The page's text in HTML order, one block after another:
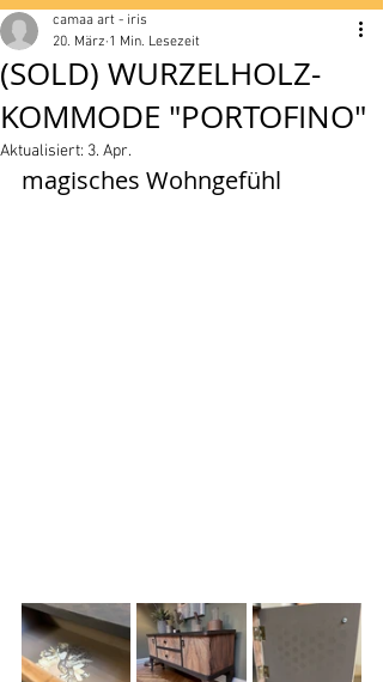
(SOLD) WURZELHOLZ-
KOMMODE "PORTOFINO"
camaa art - iris
20. März 1 Min. Lesezeit
Aktualisiert: 3. Apr.
magisches Wohngefühl